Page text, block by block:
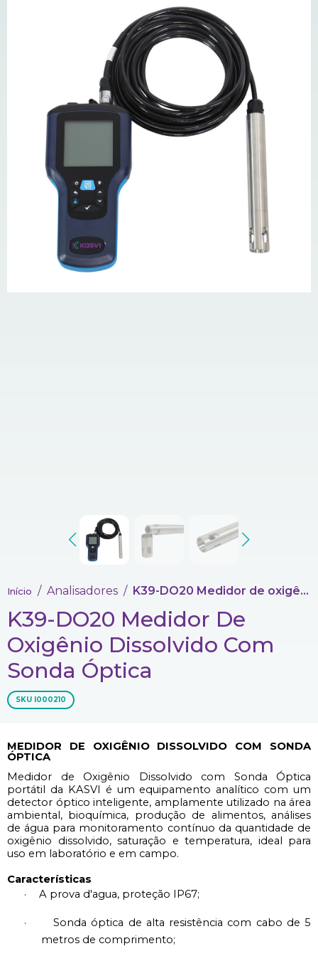
Início Analisadores K39-DO20 Medidor de oxigênio dissolvido com sonda óptica
K39-DO20 Medidor De
Oxigênio Dissolvido Com
Sonda Óptica
SKU I000210
MEDIDOR DE OXIGÊNIO DISSOLVIDO COM SONDA
ÓPTICA
Medidor de Oxigênio Dissolvido com Sonda Óptica
portátil da KASVI é um equipamento analítico com um
detector óptico inteligente, amplamente utilizado na área
ambiental, bioquímica, produção de alimentos, análises
de água para monitoramento contínuo da quantidade de
oxigênio dissolvido, saturação e temperatura, ideal para
uso em laboratório e em campo.
Características
·
A prova d'agua, proteção IP67;
·
Sonda óptica de alta resistência com cabo de 5
metros de comprimento;